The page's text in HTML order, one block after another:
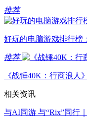
推荐
好玩的电脑游戏排行榜
推荐
《战锤40K：行商浪人
相关资讯
与AI同游 与“Rix”同行